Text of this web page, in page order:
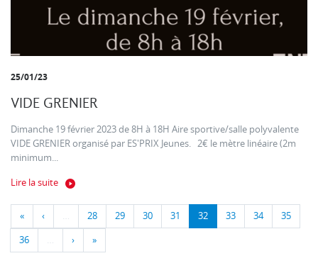
25/01/23
VIDE GRENIER
Dimanche 19 février 2023 de 8H à 18H Aire sportive/salle polyvalente
VIDE GRENIER organisé par ES'PRIX Jeunes. 2€ le mètre linéaire (2m
minimum...
Lire la suite
« ‹ … 28 29 30 31 32 33 34 35
36 … › »